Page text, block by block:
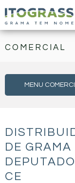
COMERCIAL
MENU
DE GRAMA
CE